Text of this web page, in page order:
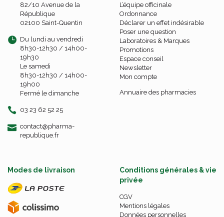
82/10 Avenue de la
République
02100 Saint-Quentin
Du lundi au vendredi
8h30-12h30 / 14h00-
19h30
Le samedi
8h30-12h30 / 14h00-
19h00
Fermé le dimanche
03 23 62 52 25
contact-
@-
pharma-
republique.fr
L’équipe officinale
Ordonnance
Déclarer un effet indésirable
Poser une question
Laboratoires & Marques
Promotions
Espace conseil
Newsletter
Mon compte
Annuaire des pharmacies
Modes de livraison
Conditions générales & vie
privée
CGV
Mentions légales
Données personnelles